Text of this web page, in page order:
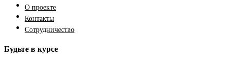
О проекте
Контакты
Сотрудничество
Будьте в курсе